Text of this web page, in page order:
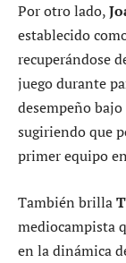
Por otro lado,
establecido
recuperándose
juego durante
desempeño
sugiriendo que
primer equipo
También brilla
mediocampista
en la dinámica